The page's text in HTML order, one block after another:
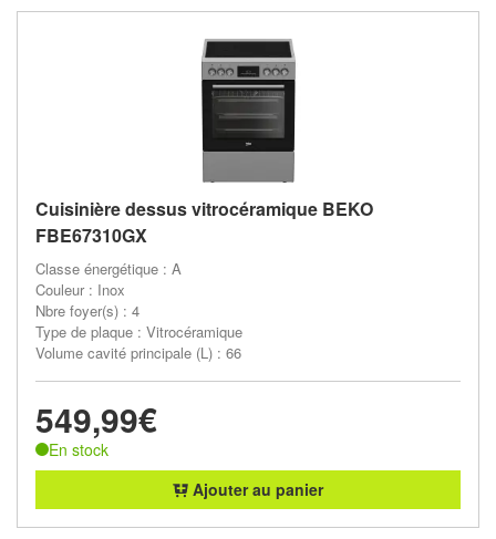
Cuisinière dessus vitrocéramique BEKO
FBE67310GX
Classe énergétique : A
Couleur : Inox
Nbre foyer(s) : 4
Type de plaque : Vitrocéramique
Volume cavité principale (L) : 66
549,99€
En stock
Ajouter au panier